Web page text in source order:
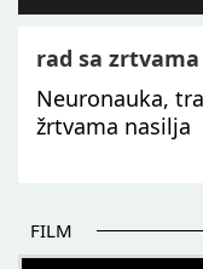
rad sa
Neuronauka,
žrtvama nasilja
FILM